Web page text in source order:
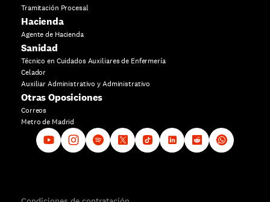
Tramitación Procesal
Hacienda
Agente de Hacienda
Sanidad
Técnico en Cuidados Auxiliares de Enfermería
Celador
Auxiliar Administrativo y Administrativo
Otras Oposiciones
Correos
Metro de Madrid